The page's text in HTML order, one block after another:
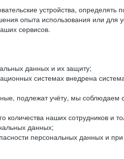
устройства, определять
опыта использования или
сервисов.
данных и их защиту;
системах внедрена
подлежат учёту, мы соблюдаем
наших сотрудников и
данных;
персональных данных и